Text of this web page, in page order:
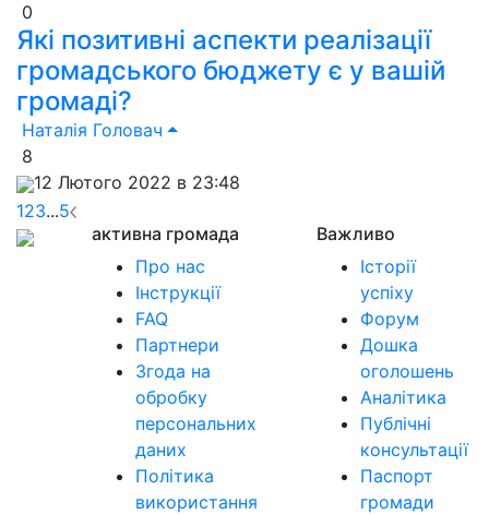
0
Які позитивні аспекти реалізації
громадського бюджету є у вашій
громаді?
Наталія Головач
8
12 Лютого 2022 в 23:48
123...5
активна громада
Про нас
Інструкції
FAQ
Партнери
Згода на
обробку
персональних
даних
Політика
використання
Важливо
Історії
успіху
Форум
Дошка
оголошень
Аналітика
Публічні
консультації
Паспорт
громади